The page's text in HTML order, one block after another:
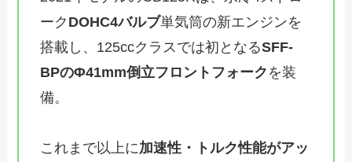
ーク DOHC4バルブ単気筒の新エンジンを
搭載し、125ccクラスでは初となるSFF-
BPのΦ41mm倒立フロントフォーク を装
備。
これまで以上に加速性・トルク性能がアッ